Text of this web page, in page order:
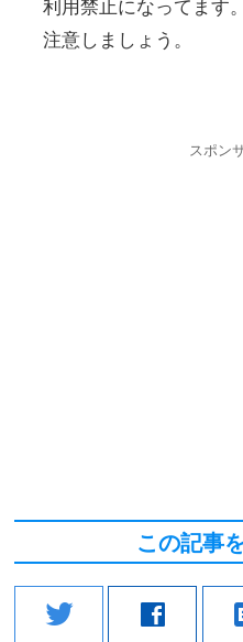
利用禁止になってます。
注意しましょう。
スポン
この記事
twitter facebook